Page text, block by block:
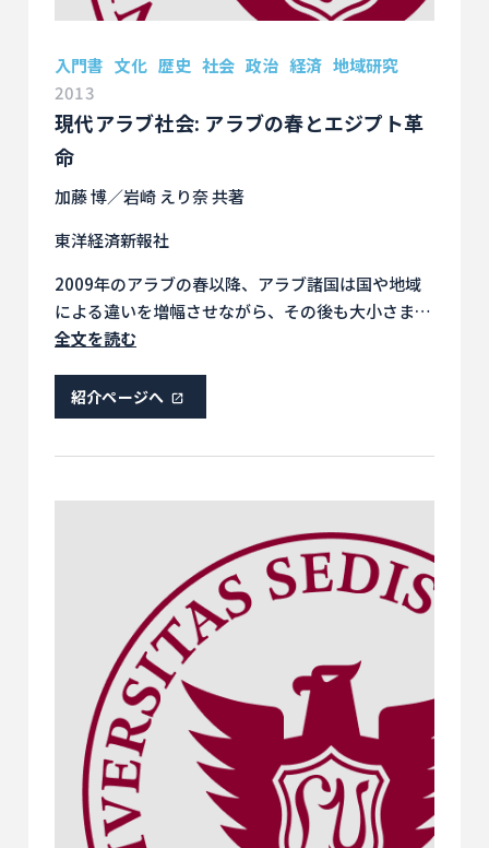
入門書 文化 歴史 社会 政治 経済 地域研究
2013
現代アラブ社会: アラブの春とエジプト革
命
加藤 博／岩崎 えり奈 共著
東洋経済新報社
2009年のアラブの春以降、アラブ諸国は国や地域
による違いを増幅させながら、その後も大小さまざ
まな事件がおき、いろいろな動きを見せている。本
エジプトにおける数度の世論調査の結果をふまえ
て、エジプト国民の意識の変化とエジプト国内の政
どのような展開を見せるのかについての展望を描
アラブ社会では珍しい世論調査の結果から分析した
本書は、どうしても歴史的、宗教的、文化的視点に
偏りがちな日本のアラブ研究に統計的手法という社
会科学的手法を持ちこみ、短期的にもさまざまな事
件が絶えないアラブ社会だが、民意の変化の分析を
とおして、短期的側面だけではなく、長期的な視点
から考えた現代アラブ社会論となっている。
全文を読む
紹介ページへ